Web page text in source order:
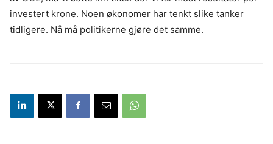
investert krone. Noen økonomer har tenkt slike tanker
tidligere. Nå må politikerne gjøre det samme.